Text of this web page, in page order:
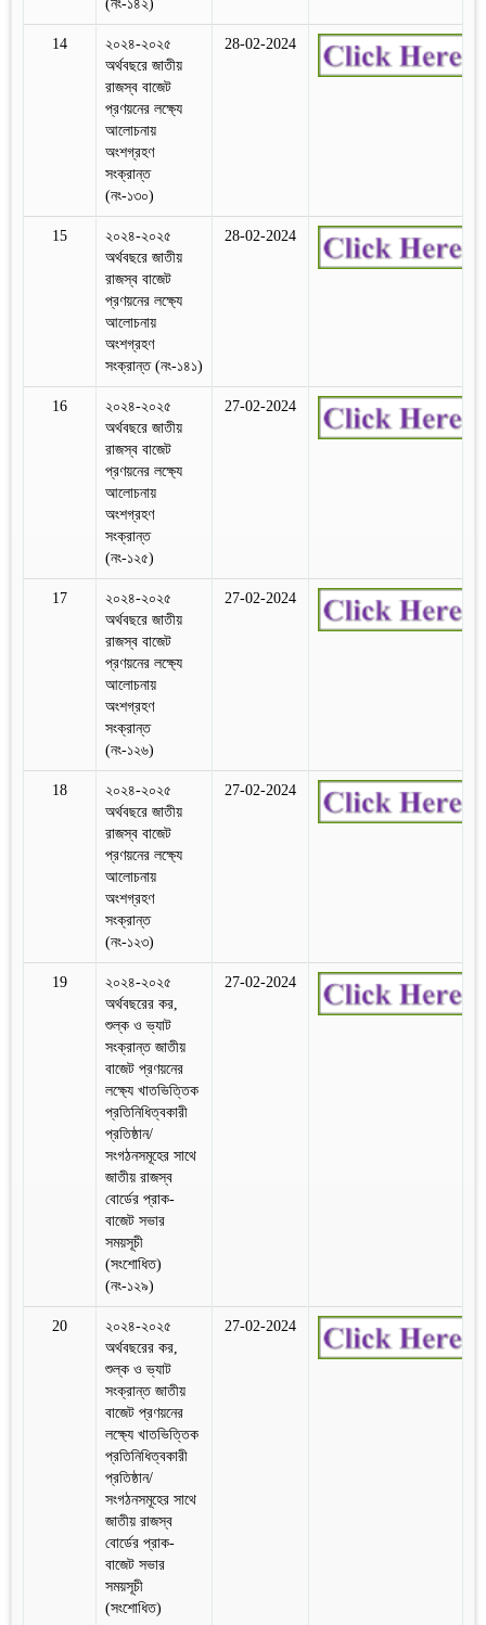
(নং-১৪২)
14
২০২৪-২০২৫
অর্থবছরে জাতীয়
রাজস্ব বাজেট
প্রণয়নের লক্ষ্যে
আলোচনায়
অংশগ্রহণ
সংক্রান্ত
(নং-১৩০)
28-02-2024
15
২০২৪-২০২৫
অর্থবছরে জাতীয়
রাজস্ব বাজেট
প্রণয়নের লক্ষ্যে
আলোচনায়
অংশগ্রহণ
সংক্রান্ত (নং-১৪১)
28-02-2024
16
২০২৪-২০২৫
অর্থবছরে জাতীয়
রাজস্ব বাজেট
প্রণয়নের লক্ষ্যে
আলোচনায়
অংশগ্রহণ
সংক্রান্ত
(নং-১২৫)
27-02-2024
17
২০২৪-২০২৫
অর্থবছরে জাতীয়
রাজস্ব বাজেট
প্রণয়নের লক্ষ্যে
আলোচনায়
অংশগ্রহণ
সংক্রান্ত
(নং-১২৬)
27-02-2024
18
২০২৪-২০২৫
অর্থবছরে জাতীয়
রাজস্ব বাজেট
প্রণয়নের লক্ষ্যে
আলোচনায়
অংশগ্রহণ
সংক্রান্ত
(নং-১২৩)
27-02-2024
19
২০২৪-২০২৫
অর্থবছরের কর,
শুল্ক ও ভ্যাট
সংক্রান্ত জাতীয়
বাজেট প্রণয়নের
লক্ষ্যে খাতভিত্তিক
প্রতিনিধিত্বকারী
প্রতিষ্ঠান/
সংগঠনসমূহের সাথে
জাতীয় রাজস্ব
বোর্ডের প্রাক-
বাজেট সভার
সময়সূচী
(সংশোধিত)
(নং-১২৯)
27-02-2024
20
২০২৪-২০২৫
অর্থবছরের কর,
শুল্ক ও ভ্যাট
সংক্রান্ত জাতীয়
বাজেট প্রণয়নের
লক্ষ্যে খাতভিত্তিক
প্রতিনিধিত্বকারী
প্রতিষ্ঠান/
সংগঠনসমূহের সাথে
জাতীয় রাজস্ব
বোর্ডের প্রাক-
বাজেট সভার
সময়সূচী
(সংশোধিত)
27-02-2024